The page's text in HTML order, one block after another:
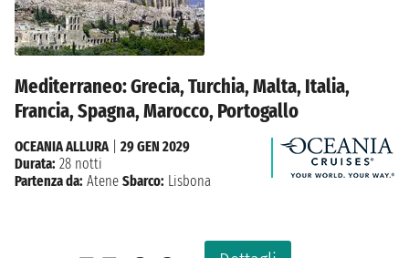
Mediterraneo: Grecia, Turchia, Malta, Italia,
Francia, Spagna, Marocco, Portogallo
OCEANIA ALLURA| 29 GEN 2029
Durata: 28 notti
Partenza da: Atene Sbarco: Lisbona